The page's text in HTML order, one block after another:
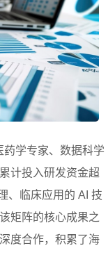
学专家、数据科学
计投入研发资金超
、临床应用的 AI 技
矩阵的核心成果之
度合作，积累了海